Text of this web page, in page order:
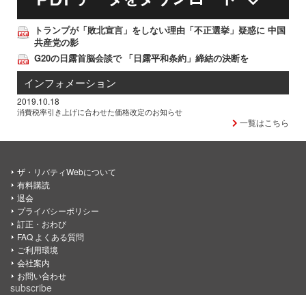
トランプが「敗北宣言」をしない理由「不正選挙」疑惑に 中国
共産党の影
G20の日露首脳会談で 「日露平和条約」締結の決断を
インフォメーション
2019.10.18
消費税率引き上げに合わせた価格改定のお知らせ
一覧はこちら
ザ・リバティWebについて
有料購読
退会
プライバシーポリシー
訂正・おわび
FAQ よくある質問
ご利用環境
会社案内
お問い合わせ
subscribe